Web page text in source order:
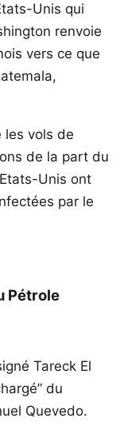
Unis qui
renvoie
vers ce que
les vols de
de la part du
Unis ont
par le
Pétrole
Tareck El
du
Quevedo.